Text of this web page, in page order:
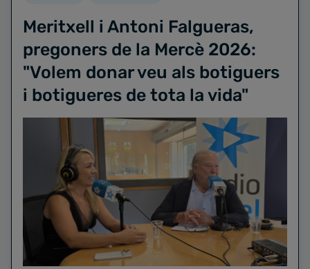
Meritxell i Antoni Falgueras,
pregoners de la Mercè 2026:
"Volem donar veu als botiguers
i botigueres de tota la vida"